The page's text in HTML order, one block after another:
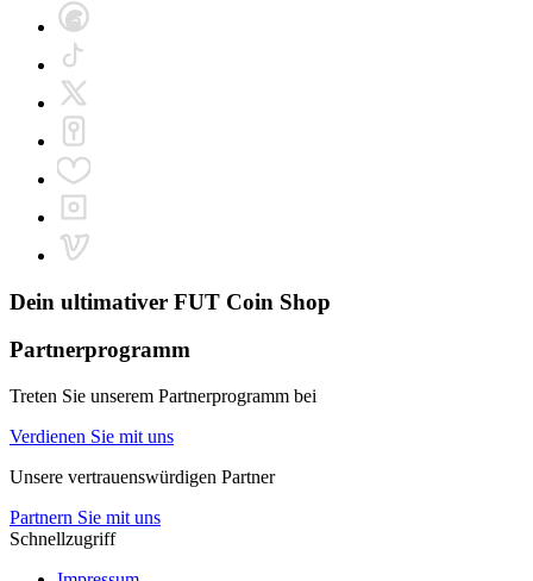
Dein ultimativer FUT Coin Shop
Partnerprogramm
Treten Sie unserem Partnerprogramm bei
Verdienen Sie mit uns
Unsere vertrauenswürdigen Partner
Partnern Sie mit uns
Schnellzugriff